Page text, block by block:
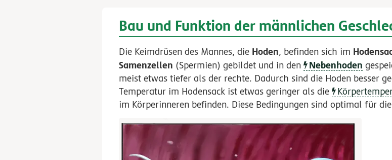
Bau und Funktion der männlichen
Die Keimdrüsen des Mannes, die Hoden, befinden sich im
Samenzellen (Spermien) gebildet und in den Nebenhoden
meist etwas tiefer als der rechte. Dadurch sind die Hoden besser
Temperatur im Hodensack ist etwas geringer als die
im Körperinneren befinden. Diese Bedingungen sind optimal für